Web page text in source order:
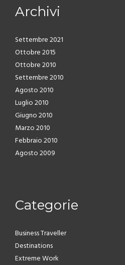
Archivi
Settembre 2021
Ottobre 2015
Ottobre 2010
Settembre 2010
Agosto 2010
Luglio 2010
Giugno 2010
Marzo 2010
Febbraio 2010
Agosto 2009
Categorie
Business Traveller
Destinations
Extreme Work